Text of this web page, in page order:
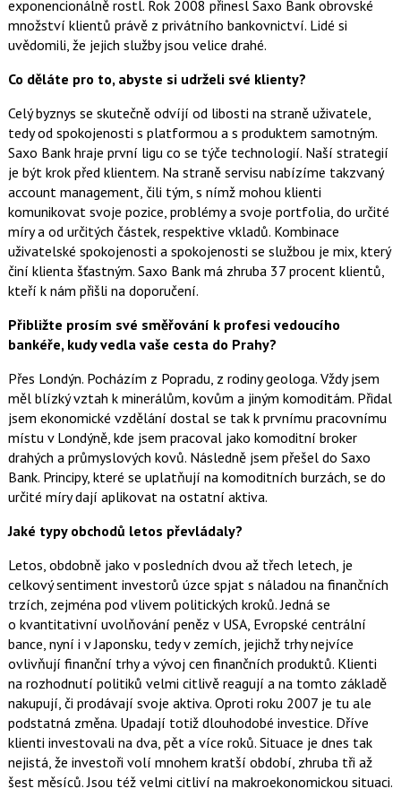
exponencionálně rostl. Rok 2008 přinesl Saxo Bank obrovské
množství klientů právě z privátního bankovnictví. Lidé si
uvědomili, že jejich služby jsou velice drahé.
Co děláte pro to, abyste si udrželi své klienty?
Celý byznys se skutečně odvíjí od libosti na straně uživatele,
tedy od spokojenosti s platformou a s produktem samotným.
Saxo Bank hraje první ligu co se týče technologií. Naší strategií
je být krok před klientem. Na straně servisu nabízíme takzvaný
account management, čili tým, s nímž mohou klienti
komunikovat svoje pozice, problémy a svoje portfolia, do určité
míry a od určitých částek, respektive vkladů. Kombinace
uživatelské spokojenosti a spokojenosti se službou je mix, který
činí klienta šťastným. Saxo Bank má zhruba 37 procent klientů,
kteří k nám přišli na doporučení.
Přibližte prosím své směřování k profesi vedoucího
bankéře, kudy vedla vaše cesta do Prahy?
Přes Londýn. Pocházím z Popradu, z rodiny geologa. Vždy jsem
měl blízký vztah k minerálům, kovům a jiným komoditám. Přidal
jsem ekonomické vzdělání dostal se tak k prvnímu pracovnímu
místu v Londýně, kde jsem pracoval jako komoditní broker
drahých a průmyslových kovů. Následně jsem přešel do Saxo
Bank. Principy, které se uplatňují na komoditních burzách, se do
určité míry dají aplikovat na ostatní aktiva.
Jaké typy obchodů letos převládaly?
Letos, obdobně jako v posledních dvou až třech letech, je
celkový sentiment investorů úzce spjat s náladou na finančních
trzích, zejména pod vlivem politických kroků. Jedná se
o kvantitativní uvolňování peněz v USA, Evropské centrální
bance, nyní i v Japonsku, tedy v zemích, jejichž trhy nejvíce
ovlivňují finanční trhy a vývoj cen finančních produktů. Klienti
na rozhodnutí politiků velmi citlivě reagují a na tomto základě
nakupují, či prodávají svoje aktiva. Oproti roku 2007 je tu ale
podstatná změna. Upadají totiž dlouhodobé investice. Dříve
klienti investovali na dva, pět a více roků. Situace je dnes tak
nejistá, že investoři volí mnohem kratší období, zhruba tři až
šest měsíců. Jsou též velmi citliví na makroekonomickou situaci.